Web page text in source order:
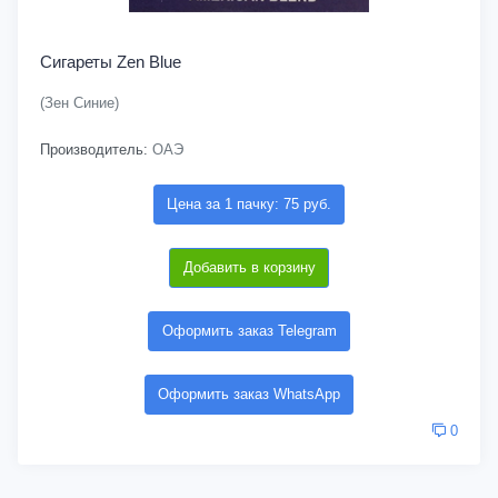
Сигареты Zen Blue
(Зен Синие)
Производитель: ОАЭ
Цена за 1 пачку: 75 руб.
Добавить в корзину
Оформить заказ Telegram
Оформить заказ WhatsApp
0